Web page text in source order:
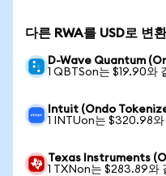
다른 RWA를 USD로 변환
D-Wave Quantum
1 QBTSon는 $19.90와
Intuit (Ondo
1 INTUon는 $320.98와
Texas Instruments
1 TXNon는 $283.89와